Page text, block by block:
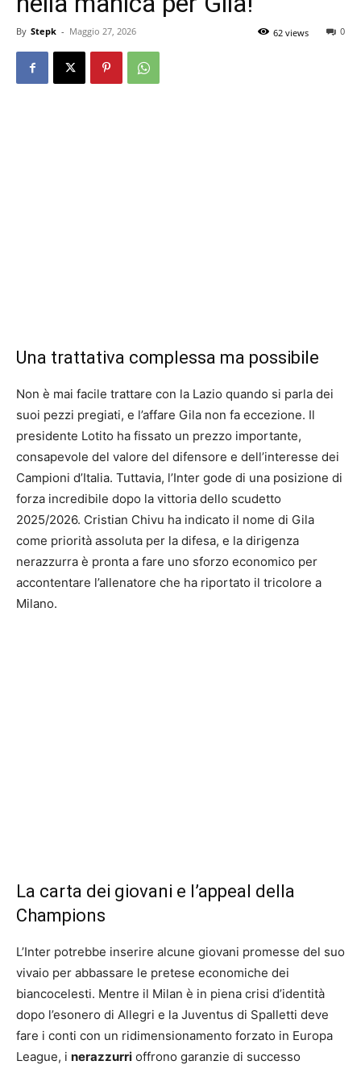
By Stepk - Maggio 27, 2026 0
62 views
Una trattativa complessa ma possibile
Non è mai facile trattare con la Lazio quando si parla dei
suoi pezzi pregiati, e l’affare Gila non fa eccezione. Il
presidente Lotito ha fissato un prezzo importante,
consapevole del valore del difensore e dell’interesse dei
Campioni d’Italia. Tuttavia, l’Inter gode di una posizione di
forza incredibile dopo la vittoria dello scudetto
2025/2026. Cristian Chivu ha indicato il nome di Gila
come priorità assoluta per la difesa, e la dirigenza
nerazzurra è pronta a fare uno sforzo economico per
accontentare l’allenatore che ha riportato il tricolore a
Milano.
La carta dei giovani e l’appeal della
Champions
L’Inter potrebbe inserire alcune giovani promesse del suo
vivaio per abbassare le pretese economiche dei
biancocelesti. Mentre il Milan è in piena crisi d’identità
dopo l’esonero di Allegri e la Juventus di Spalletti deve
fare i conti con un ridimensionamento forzato in Europa
League, i nerazzurri offrono garanzie di successo